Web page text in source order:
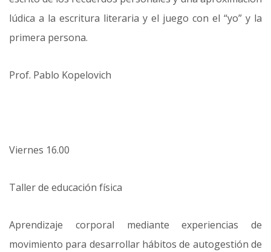
lúdica a la escritura literaria y el juego con el “yo” y la
primera persona.
Prof. Pablo Kopelovich
Viernes 16.00
Taller de educación física
Aprendizaje corporal mediante experiencias de
movimiento para desarrollar hábitos de autogestión de